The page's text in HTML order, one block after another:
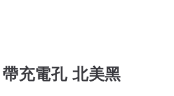
充電孔 北美黑